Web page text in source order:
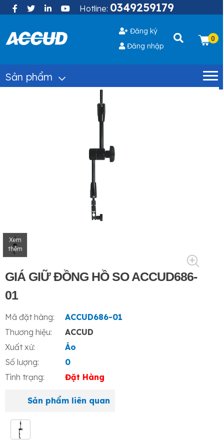
Hotline: 0349259179
Đăng ký
Đăng nhập
0
Sản phẩm
Xem
thêm
GIÁ GIỮ ĐỒNG HỒ SO ACCUD686-
01
Mã đặt hàng:
ACCUD686-01
Thương hiệu:
ACCUD
Xuất xứ:
Áo
Số lượng:
0
Tình trạng:
Đặt Hàng
Sản phẩm liên quan